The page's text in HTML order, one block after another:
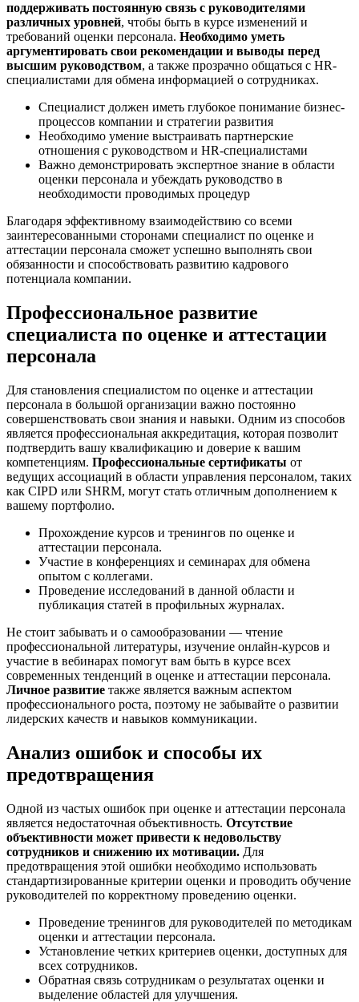
поддерживать постоянную связь с руководителями
различных уровней, чтобы быть в курсе изменений и
требований оценки персонала. Необходимо уметь
аргументировать свои рекомендации и выводы перед
высшим руководством, а также прозрачно общаться с HR-
специалистами для обмена информацией о сотрудниках.
Специалист должен иметь глубокое понимание бизнес-
процессов компании и стратегии развития
Необходимо умение выстраивать партнерские
отношения с руководством и HR-специалистами
Важно демонстрировать экспертное знание в области
оценки персонала и убеждать руководство в
необходимости проводимых процедур
Благодаря эффективному взаимодействию со всеми
заинтересованными сторонами специалист по оценке и
аттестации персонала сможет успешно выполнять свои
обязанности и способствовать развитию кадрового
потенциала компании.
Профессиональное развитие
специалиста по оценке и аттестации
персонала
Для становления специалистом по оценке и аттестации
персонала в большой организации важно постоянно
совершенствовать свои знания и навыки. Одним из способов
является профессиональная аккредитация, которая позволит
подтвердить вашу квалификацию и доверие к вашим
компетенциям. Профессиональные сертификаты от
ведущих ассоциаций в области управления персоналом, таких
как CIPD или SHRM, могут стать отличным дополнением к
вашему портфолио.
Прохождение курсов и тренингов по оценке и
аттестации персонала.
Участие в конференциях и семинарах для обмена
опытом с коллегами.
Проведение исследований в данной области и
публикация статей в профильных журналах.
Не стоит забывать и о самообразовании — чтение
профессиональной литературы, изучение онлайн-курсов и
участие в вебинарах помогут вам быть в курсе всех
современных тенденций в оценке и аттестации персонала.
Личное развитие также является важным аспектом
профессионального роста, поэтому не забывайте о развитии
лидерских качеств и навыков коммуникации.
Анализ ошибок и способы их
предотвращения
Одной из частых ошибок при оценке и аттестации персонала
является недостаточная объективность. Отсутствие
объективности может привести к недовольству
сотрудников и снижению их мотивации. Для
предотвращения этой ошибки необходимо использовать
стандартизированные критерии оценки и проводить обучение
руководителей по корректному проведению оценки.
Проведение тренингов для руководителей по методикам
оценки и аттестации персонала.
Установление четких критериев оценки, доступных для
всех сотрудников.
Обратная связь сотрудникам о результатах оценки и
выделение областей для улучшения.